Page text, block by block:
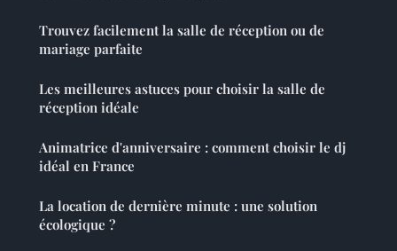
Trouvez facilement la salle de réception ou de
mariage parfaite
Les meilleures astuces pour choisir la salle de
réception idéale
Animatrice d'anniversaire : comment choisir le dj
idéal en France
La location de dernière minute : une solution
écologique ?